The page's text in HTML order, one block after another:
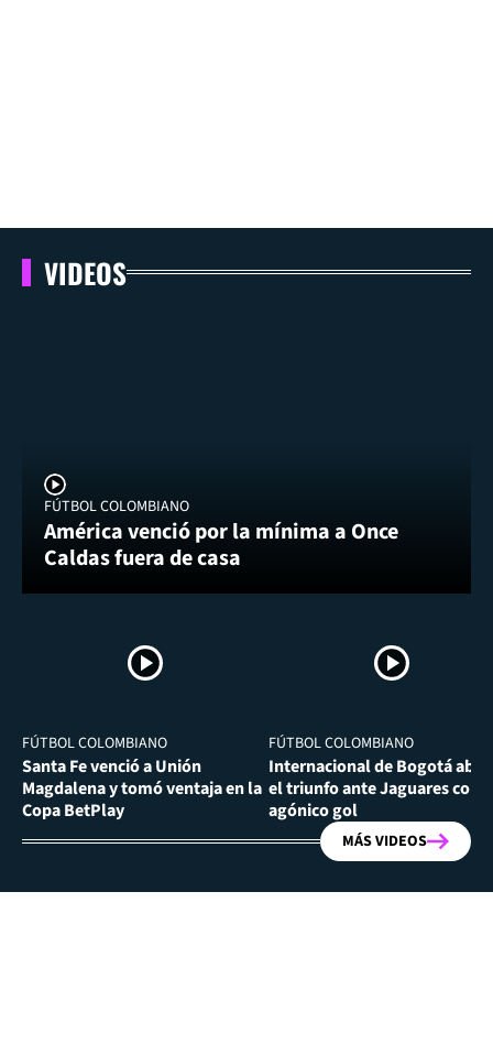
VIDEOS
FÚTBOL COLOMBIANO
América venció por la mínima a Once
Caldas fuera de casa
FÚTBOL COLOMBIANO
Santa Fe venció a Unión
Magdalena y tomó ventaja en la
Copa BetPlay
FÚTBOL COLOMBIANO
Internacional de Bogotá
el triunfo ante Jaguares con
agónico gol
MÁS VIDEOS